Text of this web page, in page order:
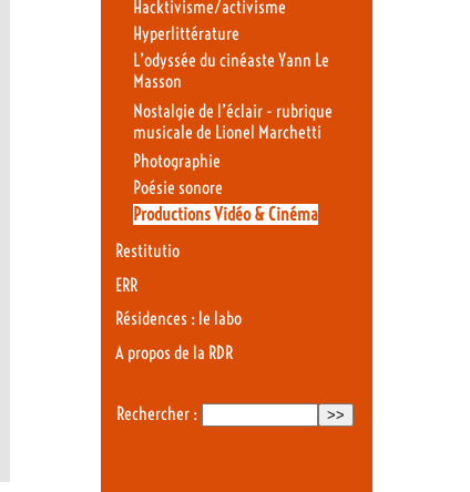
Hacktivisme/activisme
Hyperlittérature
L’odyssée du cinéaste Yann Le
Masson
Nostalgie de l’éclair - rubrique
musicale de Lionel Marchetti
Photographie
Poésie sonore
Productions Vidéo & Cinéma
Restitutio
ERR
Résidences : le labo
A propos de la RDR
Rechercher :